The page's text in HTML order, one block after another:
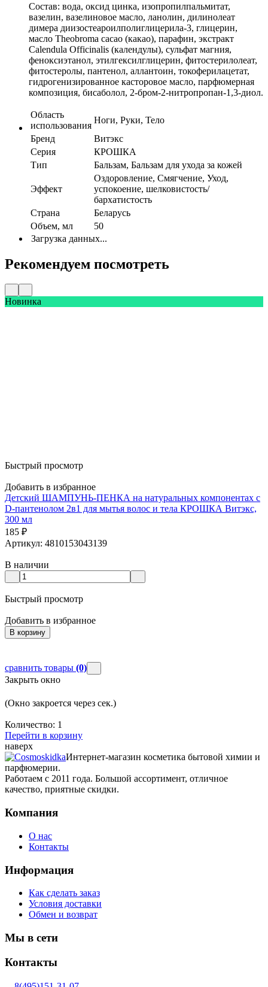
Состав: вода, оксид цинка, изопропилпальмитат,
вазелин, вазелиновое масло, ланолин, дилинолеат
димера диизостеароилполиглицерила-3, глицерин,
масло Theobroma сacao (какао), парафин, экстракт
Calendula Officinalis (календулы), сульфат магния,
феноксиэтанол, этилгексилглицерин, фитостерилолеат,
фитостеролы, пантенол, аллантоин, токоферилацетат,
гидрогенизированное касторовое масло, парфюмерная
композиция, бисаболол, 2-бром-2-нитропропан-1,3-диол.
Область
использования
Ноги, Руки, Тело
Бренд
Витэкс
Серия
КРОШКА
Тип
Бальзам, Бальзам для ухода за кожей
Эффект
Оздоровление, Смягчение, Уход,
успокоение, шелковистость/
бархатистость
Страна
Беларусь
Объем, мл
50
Загрузка данных...
Рекомендуем посмотреть
Новинка
Быстрый просмотр
Добавить в избранное
Детский ШАМПУНЬ-ПЕНКА на натуральных компонентах с
D-пантенолом 2в1 для мытья волос и тела КРОШКА Витэкс,
300 мл
185 ₽
Артикул: 4810153043139
В наличии
Быстрый просмотр
Добавить в избранное
В корзину
сравнить товары (0)
Закрыть окно
(Окно закроется через сек.)
Количество: 1
Перейти в корзину
наверх
Интернет-магазин косметика бытовой химии и
парфюмерии.
Работаем с 2011 года. Большой ассортимент, отличное
качество, приятные скидки.
Компания
О нас
Контакты
Информация
Как сделать заказ
Условия доставки
Обмен и возврат
Мы в сети
Контакты